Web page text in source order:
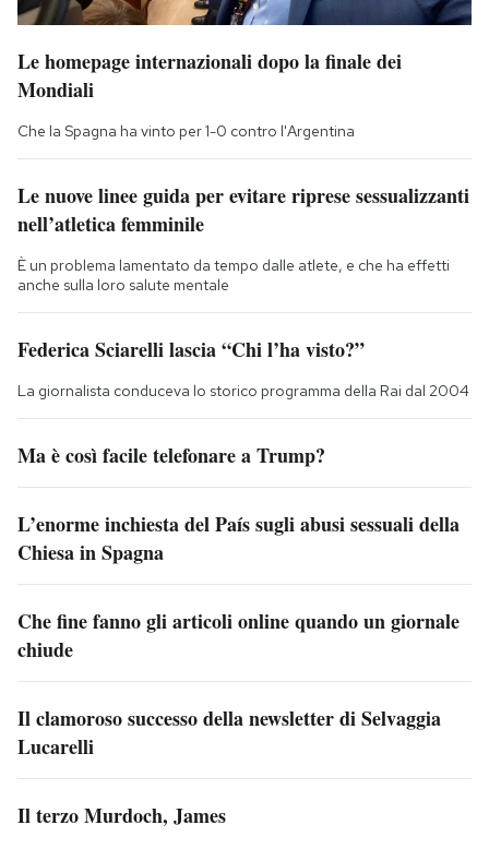
Le homepage internazionali dopo la finale dei
Mondiali
Che la Spagna ha vinto per 1-0 contro l'Argentina
Le nuove linee guida per evitare riprese sessualizzanti
nell’atletica femminile
È un problema lamentato da tempo dalle atlete, e che ha effetti
anche sulla loro salute mentale
Federica Sciarelli lascia “Chi l’ha visto?”
La giornalista conduceva lo storico programma della Rai dal 2004
Ma è così facile telefonare a Trump?
L’enorme inchiesta del País sugli abusi sessuali della
Chiesa in Spagna
Che fine fanno gli articoli online quando un giornale
chiude
Il clamoroso successo della newsletter di Selvaggia
Lucarelli
Il terzo Murdoch, James